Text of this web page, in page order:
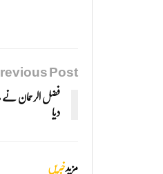
Post
فضل الرحمان نے
دیا
مزیدخبریں